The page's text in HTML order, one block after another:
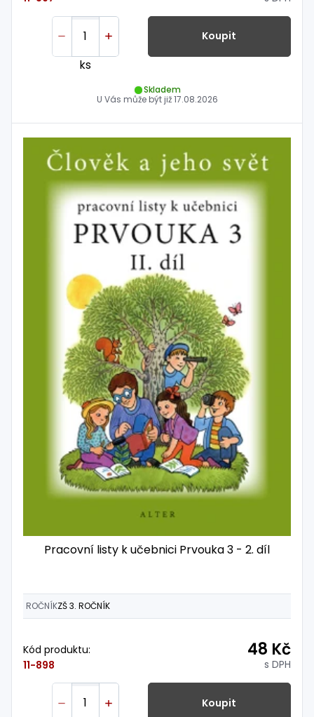
ks
Koupit
Skladem
U Vás může být již17.08.2026
Pracovní listy k učebnici Prvouka 3 - 2. díl
ROČNÍKZŠ 3. ROČNÍK
Kód produktu:
11-898
48 Kč
s DPH
Koupit